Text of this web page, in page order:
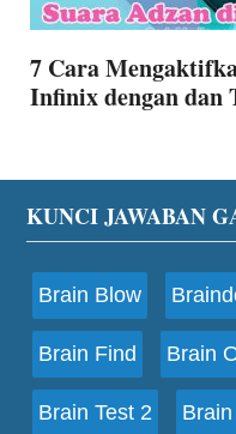
7 Cara
Infinix dengan dan
Footer
KUNCI JAWABAN
Brain Blow
Brain Find Brain
Brain Test 2